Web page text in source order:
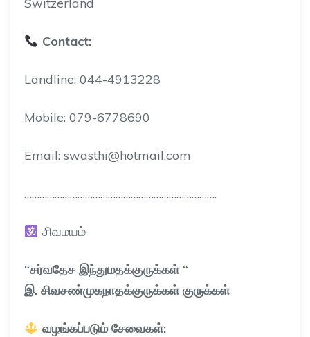
Contact:
Landline: 044-4913228
Mobile: 079-6778690
Email: swasthi@hotmail.com
………………………………………………………………….
சிவமயம்
“சர்வதேச இந்துமதக்குருக்கள் “
இ. சிவசண்முகநாதக்குருக்கள் குருக்கள்
வழங்கப்படும் சேவைகள்: